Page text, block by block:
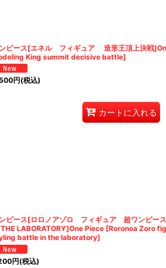
ピース[エネル フィギュア 造形王頂上決戦
King summit decisive battle]
円(税込)
カートに入れる
ピース[ロロノアゾロ フィギュア 超ワンピー
THE LABORATORY]One Piece [Roronoa Zoro
battle in the laboratory]
円(税込)